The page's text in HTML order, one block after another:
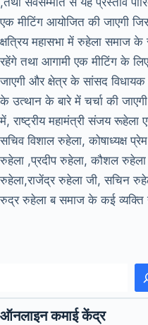
एक मीटिंग आयोजित की जाएगी
क्षत्रिय महासभा में रुहेला समाज के
रहेंगे तथा आगामी एक मीटिंग के
जाएगी और क्षेत्र के सांसद
के उत्थान के बारे में चर्चा की
में, राष्ट्रीय महामंत्री संजय रूहेला
सचिव विशाल रुहेला, कोषाध्यक्ष
रुहेला ,प्रदीप रुहेला, कौशल
रुहेला,राजेंद्र रुहेला जी, सचिन
रुद्र रुहेला ब समाज के कई व्यक्ति
ऑनलाइन कमाई केंद्र